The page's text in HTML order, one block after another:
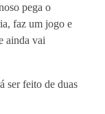
pega o
faz um jogo e
ainda vai
ser feito de duas